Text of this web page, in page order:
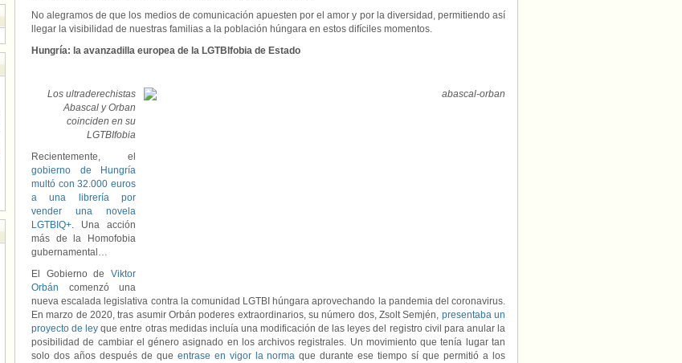
No alegramos de que los medios de comunicación apuesten por el amor y por la diversidad, permitiendo así
llegar la visibilidad de nuestras familias a la población húngara en estos difíciles momentos.
Hungría: la avanzadilla europea de la LGTBIfobia de Estado
Los ultraderechistas
Abascal y Orban
coinciden en su
LGTBIfobia
Recientemente, el
gobierno de Hungría
multó con 32.000 euros
a una librería por
vender una novela
LGTBIQ+. Una acción
más de la Homofobia
gubernamental…
El Gobierno de Viktor
Orbán comenzó una
nueva escalada legislativa contra la comunidad LGTBI húngara aprovechando la pandemia del coronavirus.
En marzo de 2020, tras asumir Orbán poderes extraordinarios, su número dos, Zsolt Semjén, presentaba un
proyecto de ley que entre otras medidas incluía una modificación de las leyes del registro civil para anular la
posibilidad de cambiar el género asignado en los archivos registrales. Un movimiento que tenía lugar tan
solo dos años después de que entrase en vigor la norma que durante ese tiempo sí que permitió a los